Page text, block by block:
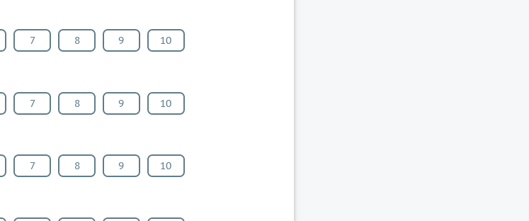
7 8 9 10
7 8 9 10
7 8 9 10